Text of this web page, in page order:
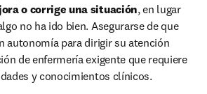
o corrige una situación, en lugar
no ha ido bien. Asegurarse de que
autonomía para dirigir su atención
de enfermería exigente que requiere
y conocimientos clínicos.